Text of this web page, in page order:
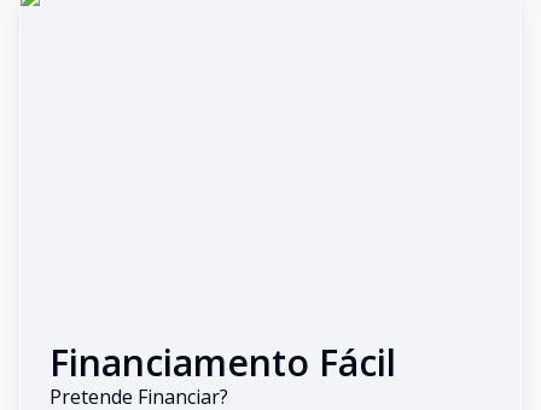
Financiamento Fácil
Pretende Financiar?